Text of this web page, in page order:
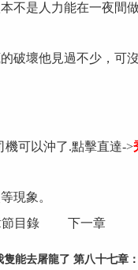
是人力能在一夜間
破壞他見過不少，可
機可以沖了.點擊直達->
現象。
目錄 下一章
能去屠龍了 第八十七章